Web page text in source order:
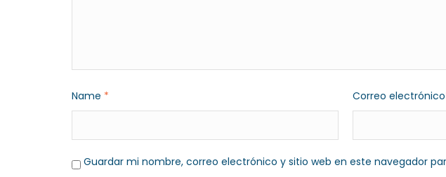
Name * Correo
Guardar mi nombre, correo electrónico y sitio web en este navegador